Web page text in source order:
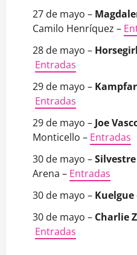
27 de mayo –
Camilo Henríquez –
28 de mayo – Horsegirl
Entradas
29 de mayo – Kampfar
Entradas
29 de mayo – Joe
Monticello – Entradas
30 de mayo –
Arena – Entradas
30 de mayo – Kuelgue
30 de mayo – Charlie
Entradas